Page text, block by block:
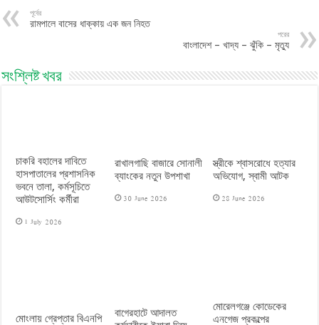
পূর্বের
রামপালে বাসের ধাক্কায় এক জন নিহত
পরের
বাংলাদেশ – খাদ্য – ঝুঁকি – মৃত্যু
সংশ্লিষ্ট খবর
চাকরি বহালের দাবিতে
হাসপাতালের প্রশাসনিক
ভবনে তালা, কর্মসূচিতে
আউটসোর্সিং কর্মীরা
1 July 2026
রাখালগাছি বাজারে সোনালী
ব্যাংকের নতুন উপশাখা
30 June 2026
স্ত্রীকে শ্বাসরোধে হত্যার
অভিযোগ, স্বামী আটক
28 June 2026
মোংলায় গ্রেপ্তার বিএনপি
বাগেরহাটে আদালত
মোরেলগঞ্জে কোডেকের
এনগেজ প্রকল্পের